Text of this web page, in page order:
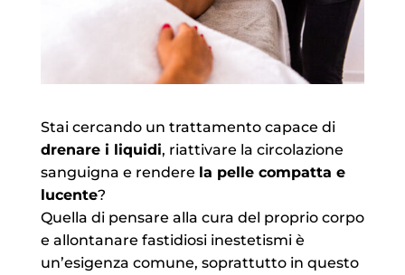
Stai cercando un trattamento capace di
drenare i liquidi, riattivare la circolazione
sanguigna e rendere la pelle compatta e
lucente?
Quella di pensare alla cura del proprio corpo
e allontanare fastidiosi inestetismi è
un’esigenza comune, soprattutto in questo